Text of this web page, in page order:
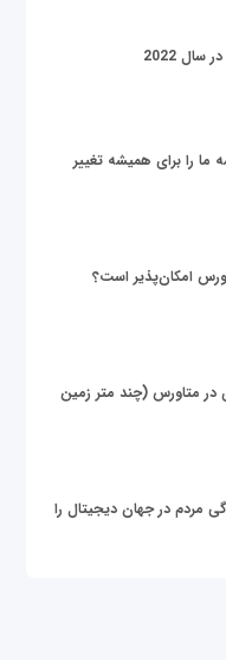
ما را برای همیشه تغییر
امکان‌پذیر است؟
دلاری در متاورس (چند متر زمین
مردم در جهان دیجیتال را